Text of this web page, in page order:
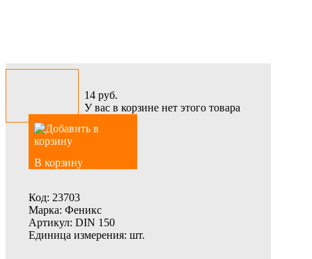
14 руб.
У вас в корзине нет этого товара
В корзину
Код: 23703
Марка: Феникс
Артикул: DIN 150
Единица измерения: шт.